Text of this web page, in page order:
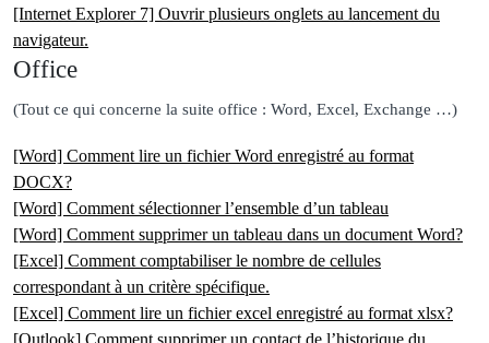
[Internet Explorer 7] Ouvrir plusieurs onglets au lancement du
navigateur.
Office
(Tout ce qui concerne la suite office : Word, Excel, Exchange …)
[Word] Comment lire un fichier Word enregistré au format
DOCX?
[Word] Comment sélectionner l’ensemble d’un tableau
[Word] Comment supprimer un tableau dans un document Word?
[Excel] Comment comptabiliser le nombre de cellules
correspondant à un critère spécifique.
[Excel] Comment lire un fichier excel enregistré au format xlsx?
[Outlook] Comment supprimer un contact de l’historique du